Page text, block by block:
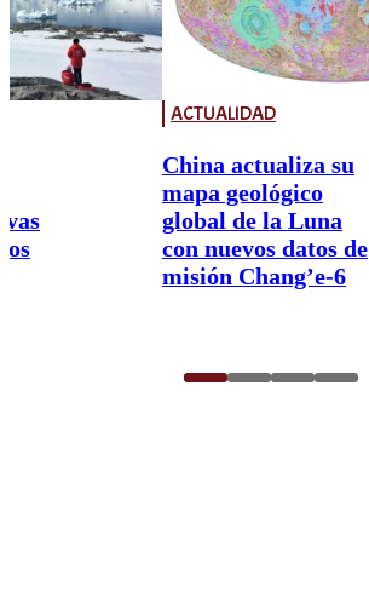
ACTUALIDAD
China actualiza su
mapa geológico
global de la Luna
con nuevos datos de
misión Chang’e-6